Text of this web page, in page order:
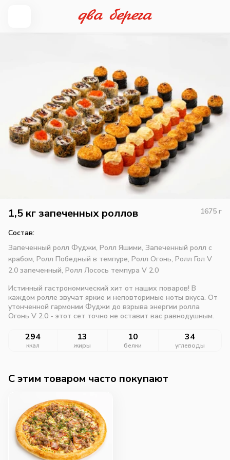
1,5 кг запеченных роллов 1675 г
Состав:
Запеченный ролл Фуджи, Ролл Яшими, Запеченный ролл с
крабом, Ролл Победный в темпуре, Ролл Огонь, Ролл Гол V
2.0 запеченный, Ролл Лосось темпура V 2.0
Истинный гастрономический хит от наших поваров! В
каждом ролле звучат яркие и неповторимые ноты вкуса. От
утонченной гармонии Фуджи до взрыва энергии ролла
Огонь V 2.0 - этот сет точно не оставит вас равнодушным.
294
ккал
13
жиры
10
белки
34
углеводы
C этим товаром часто покупают